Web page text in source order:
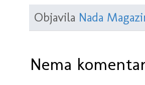
Objavila Nada
Nema